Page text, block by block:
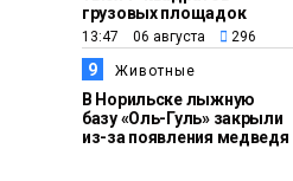
грузовых площадок
13:47 06 августа 296
9 Животные
В Норильске лыжную
базу «Оль-Гуль» закрыли
из-за появления медведя